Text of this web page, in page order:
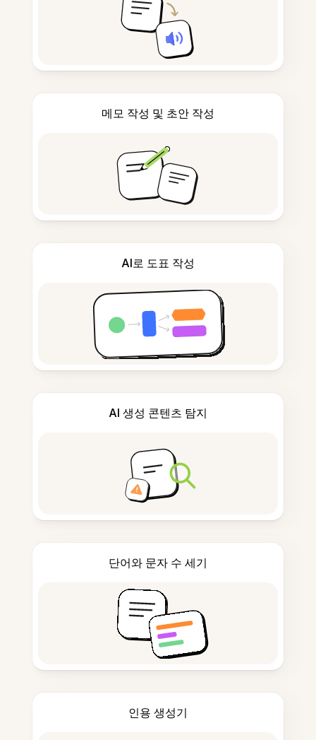
메모 작성 및 초안 작성
AI로 도표 작성
AI 생성 콘텐츠 탐지
단어와 문자 수 세기
인용 생성기